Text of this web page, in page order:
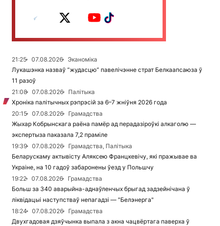
21:25 07.08.2026
Эканоміка
Лукашэнка назваў “жудасцю” павелічэнне страт Белкаапсаюза ў
11 разоў
21:08
07.08.2026
Палітыка
Хроніка палітычных рэпрэсій за 6–7 жніўня 2026 года
20:15
07.08.2026
Грамадства
Жыхар Кобрынскага раёна памёр ад перадазіроўкі алкаголю —
экспертыза паказала 7,2 праміле
19:39
07.08.2026
Грамадства, Палітыка
Беларускаму актывісту Аляксею Францкевічу, які пражывае ва
Украіне, на 10 гадоў забаронены ўезд у Польшчу
19:22
07.08.2026
Грамадства
Больш за 340 аварыйна-аднаўленчых брыгад задзейнічана ў
ліквідацыі наступстваў непагадзі — "Белэнерга"
18:24
07.08.2026
Грамадства
Двухгадовая дзяўчынка выпала з акна чацвёртага паверха ў